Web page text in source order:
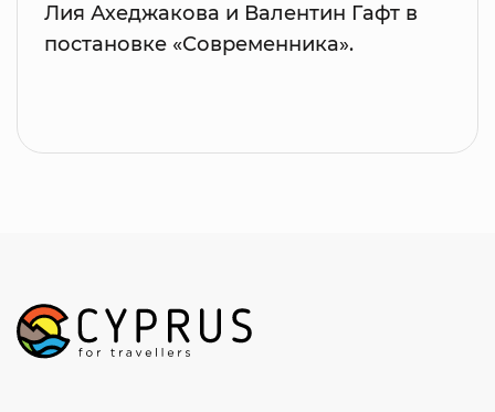
Лия Ахеджакова и Валентин Гафт в
постановке «Современника».